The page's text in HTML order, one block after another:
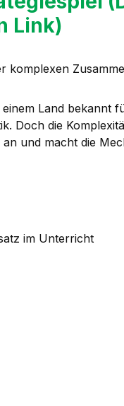
Link)
komplexen
Land bekannt
Doch die
und macht die
im Unterricht